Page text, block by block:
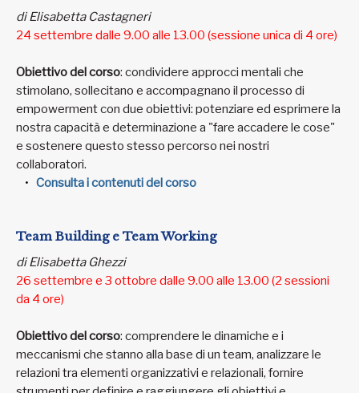
di Elisabetta Castagneri
24 settembre dalle 9.00 alle 13.00 (sessione unica di 4 ore)
Obiettivo del corso: condividere approcci mentali che
stimolano, sollecitano e accompagnano il processo di
empowerment con due obiettivi: potenziare ed esprimere la
nostra capacità e determinazione a "fare accadere le cose"
e sostenere questo stesso percorso nei nostri
collaboratori.
Consulta i contenuti del corso
Team Building e Team Working
di Elisabetta Ghezzi
26 settembre e 3 ottobre dalle 9.00 alle 13.00 (2 sessioni
da 4 ore)
Obiettivo del corso: comprendere le dinamiche e i
meccanismi che stanno alla base di un team, analizzare le
relazioni tra elementi organizzativi e relazionali, fornire